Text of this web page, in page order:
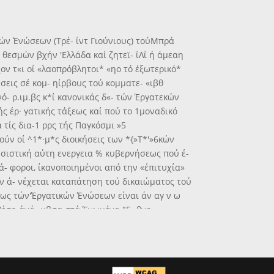
Ένώσεων (Τρέ- ΐντ Γιούνιους) τούΜπρά
βχήν 'Ελλάδα καί ζητεϊ- ΐΛΐ ή άμεαη
τ«ι οί «λαοπρόβλητοι* «ηο τό έξωτερικό*
σέ κομ- ηίρβους τού κομματε- «ιβθ
ρ.ιμ.βς κ*ί κανονικάς δ«- τών Έργατεκών
έρ· γατικής τάξεως καί πού το 1μοναδικό
δια-1 ρρς τής Παγκόσμι »5
οί ^1*·μ*ς διοικήσεις των *{»Τ*'»6κών
αύτη ενεργεια % κυβερνήσεως πού έ-
ίκανοποιημένοι από την «έπιτυχία»
νέχεται καταπάτηση τού δικαιώματος τού
τών'Έργατικών Ένώσεων είναι άν αγ ν ω
θέση άνά- μβσα στά Ένωμένα "Ε- θνη.
των έχθρών τους καί θά έπαναφέρο»ν την